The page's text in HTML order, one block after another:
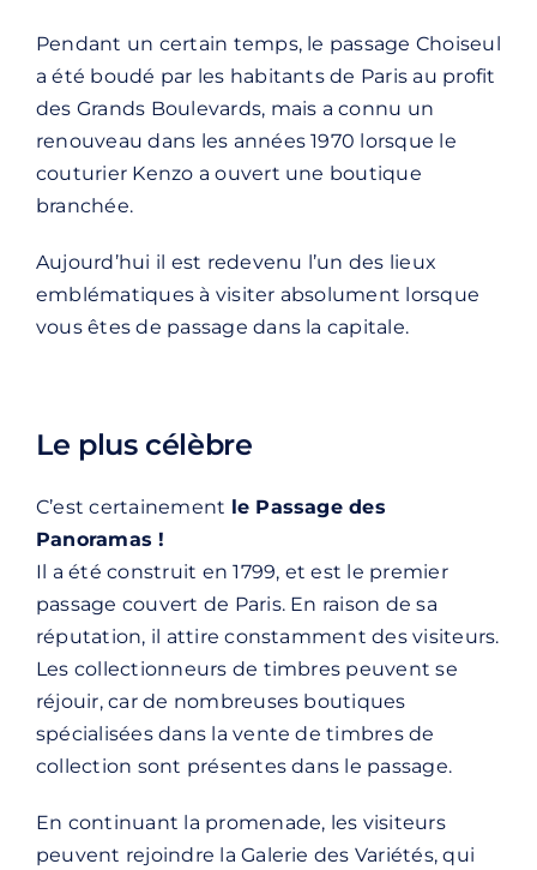
Pendant un certain temps, le passage Choiseul
a été boudé par les habitants de Paris au profit
des Grands Boulevards, mais a connu un
renouveau dans les années 1970 lorsque le
couturier Kenzo a ouvert une boutique
branchée.
Aujourd’hui il est redevenu l’un des lieux
emblématiques à visiter absolument lorsque
vous êtes de passage dans la capitale.
Le plus célèbre
C’est certainement le Passage des
Panoramas !
Il a été construit en 1799, et est le premier
passage couvert de Paris. En raison de sa
réputation, il attire constamment des visiteurs.
Les collectionneurs de timbres peuvent se
réjouir, car de nombreuses boutiques
spécialisées dans la vente de timbres de
collection sont présentes dans le passage.
En continuant la promenade, les visiteurs
peuvent rejoindre la Galerie des Variétés, qui